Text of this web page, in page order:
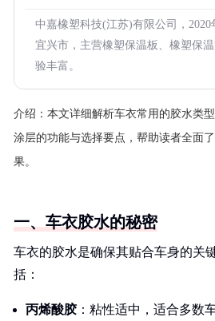
中嘉橡塑科技(江苏)有限公司，
宜兴市，主营橡塑保温板、橡塑保
验丰富。
介绍： 本文详细解析车衣常用的胶水类
涂层的功能与选择要点，帮助读者全面
果。
一、车衣胶水的秘密
车衣的胶水是确保其贴合车身的关
括：
丙烯酸胶：粘性适中，适合多数